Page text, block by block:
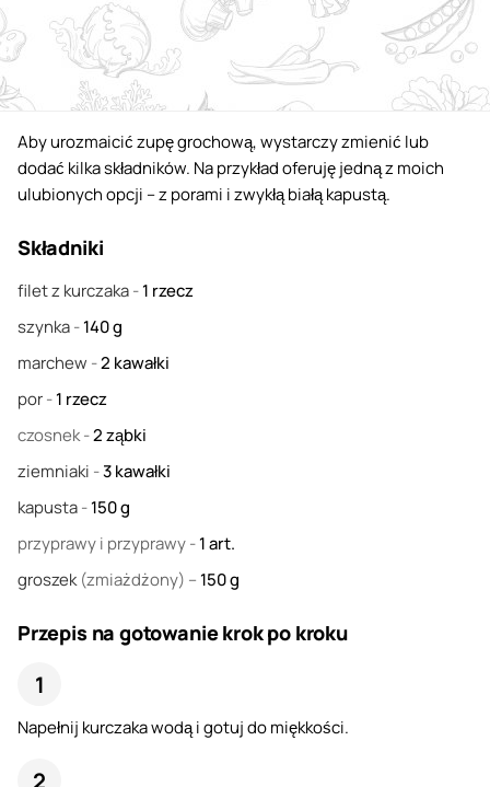
Aby urozmaicić zupę grochową, wystarczy zmienić lub
dodać kilka składników. Na przykład oferuję jedną z moich
ulubionych opcji – z porami i zwykłą białą kapustą.
Składniki
filet z kurczaka-1 rzecz
szynka-140g
marchew -2 kawałki
por-1 rzecz
czosnek-2ząbki
ziemniaki -3kawałki
kapusta-150g
przyprawy i przyprawy-1art.
groszek(zmiażdżony) –150g
Przepis na gotowanie krok po kroku
Napełnij kurczaka wodą i gotuj do miękkości.